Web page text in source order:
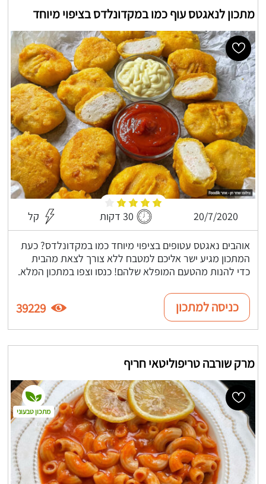
מתכון לנאגטס עוף כמו במקדונלדס בציפוי מיוחד
20/7/2020 30 דקות קל
אוהבים נאגטס עטופים בציפוי מיוחד כמו במקדונלדס? כעת
המתכון מגיע ישר אליכם למטבח ללא צורך לצאת מהבית
כדי להנות מהטעם המופלא שלהם! כנסו וצפו במתכון המלא.
כניסה למתכון 39229
מרק שורבה טריפוליטאי חריף
מתכון טבעוני